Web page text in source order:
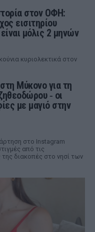
στον ΟΦΗ:
εισιτηρίου
μόλις 2 μηνών
κυριολεκτικά στον
Μύκονο για τη
‑ οι
με μαγιό στην
στο Instagram
από τις
της διακοπές στο νησί των